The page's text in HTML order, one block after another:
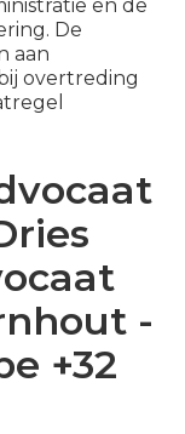
en de
De
aan
overtreding
-
+32